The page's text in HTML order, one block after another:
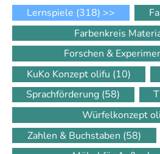
Lernspiele (318) >>
Farbenkreis
Forschen &
KuKo Konzept olifu (10)
Sprachförderung (58)
Würfelkonzept
Zahlen & Buchstaben (58)